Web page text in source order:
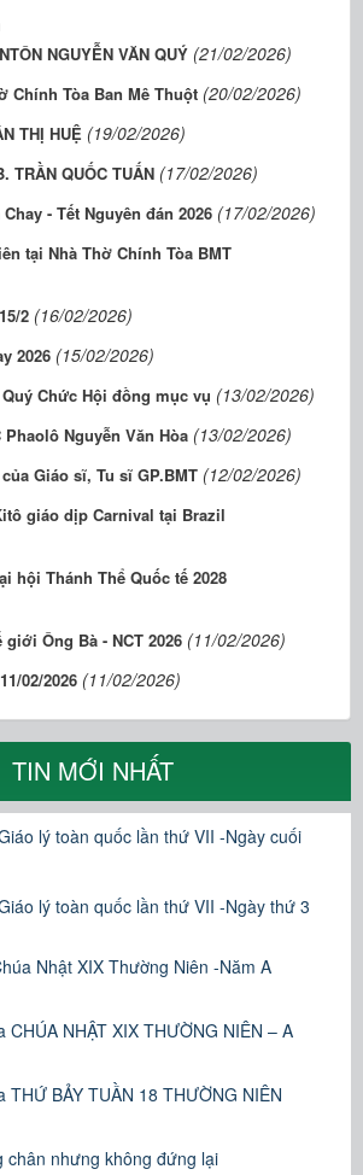
NGUYỄN VĂN QUÝ (21/02/2026)
Chính Tòa Ban Mê Thuột (20/02/2026)
THỊ HUỆ (19/02/2026)
TRẦN QUỐC TUẤN (17/02/2026)
- Tết Nguyên đán 2026 (17/02/2026)
tại Nhà Thờ Chính Tòa BMT
2 (16/02/2026)
2026 (15/02/2026)
Chức Hội đồng mục vụ (13/02/2026)
Nguyễn Văn Hòa (13/02/2026)
Giáo sĩ, Tu sĩ GP.BMT (12/02/2026)
giáo dịp Carnival tại Brazil
hội Thánh Thể Quốc tế 2028
giới Ông Bà - NCT 2026 (11/02/2026)
02/2026 (11/02/2026)
TIN MỚI NHẤT
lý toàn quốc lần thứ VII -Ngày cuối
lý toàn quốc lần thứ VII -Ngày thứ 3
Nhật XIX Thường Niên -Năm A
CHÚA NHẬT XIX THƯỜNG NIÊN – A
THỨ BẢY TUẦN 18 THƯỜNG NIÊN
chân nhưng không đứng lại